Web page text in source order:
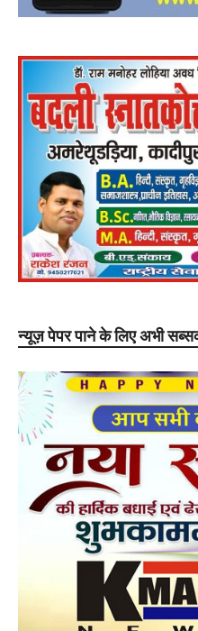
न्यूज़ पेपर पाने के लिए अभी